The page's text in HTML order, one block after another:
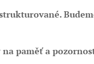
paměť a